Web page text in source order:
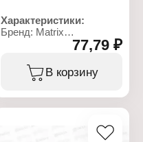
Характеристики:
Бренд: Matrix
Артикул: 11569
Конструкция: с торцевой
головкой
Тип хвостовика: E 1/4
77,79 ₽
В корзину